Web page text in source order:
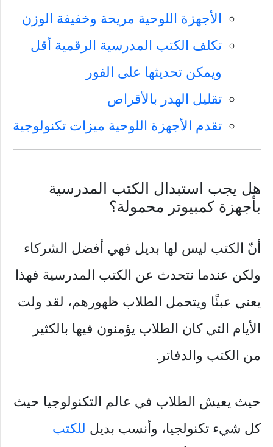
الأجهزة اللوحية مريحة وخفيفة الوزن
تكلف الكتب المدرسية الرقمية أقل
ويمكن تحديثها على الفور
تقليل الهدر بالأقراص
تقدم الأجهزة اللوحية ميزات تكنولوجية
هل يجب استبدال الكتب المدرسية
بأجهزة كمبيوتر محمولة؟
أنّ الكتب ليس لها بديل فهي أفضل الشركاء
ولكن عندما نتحدث عن الكتب المدرسية فهذا
يعني عبئًا ويتحمل الطلاب ظهورهم، لقد ولت
الأيام التي كان الطلاب يؤمنون فيها بالكثير
من الكتب والدفاتر.
حيث يعيش الطلاب في عالم التكنولوجيا حيث
كل شيء تكنولجيا، وأنسب بديل للكتب